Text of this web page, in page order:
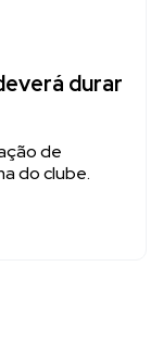
durar
de
do clube.